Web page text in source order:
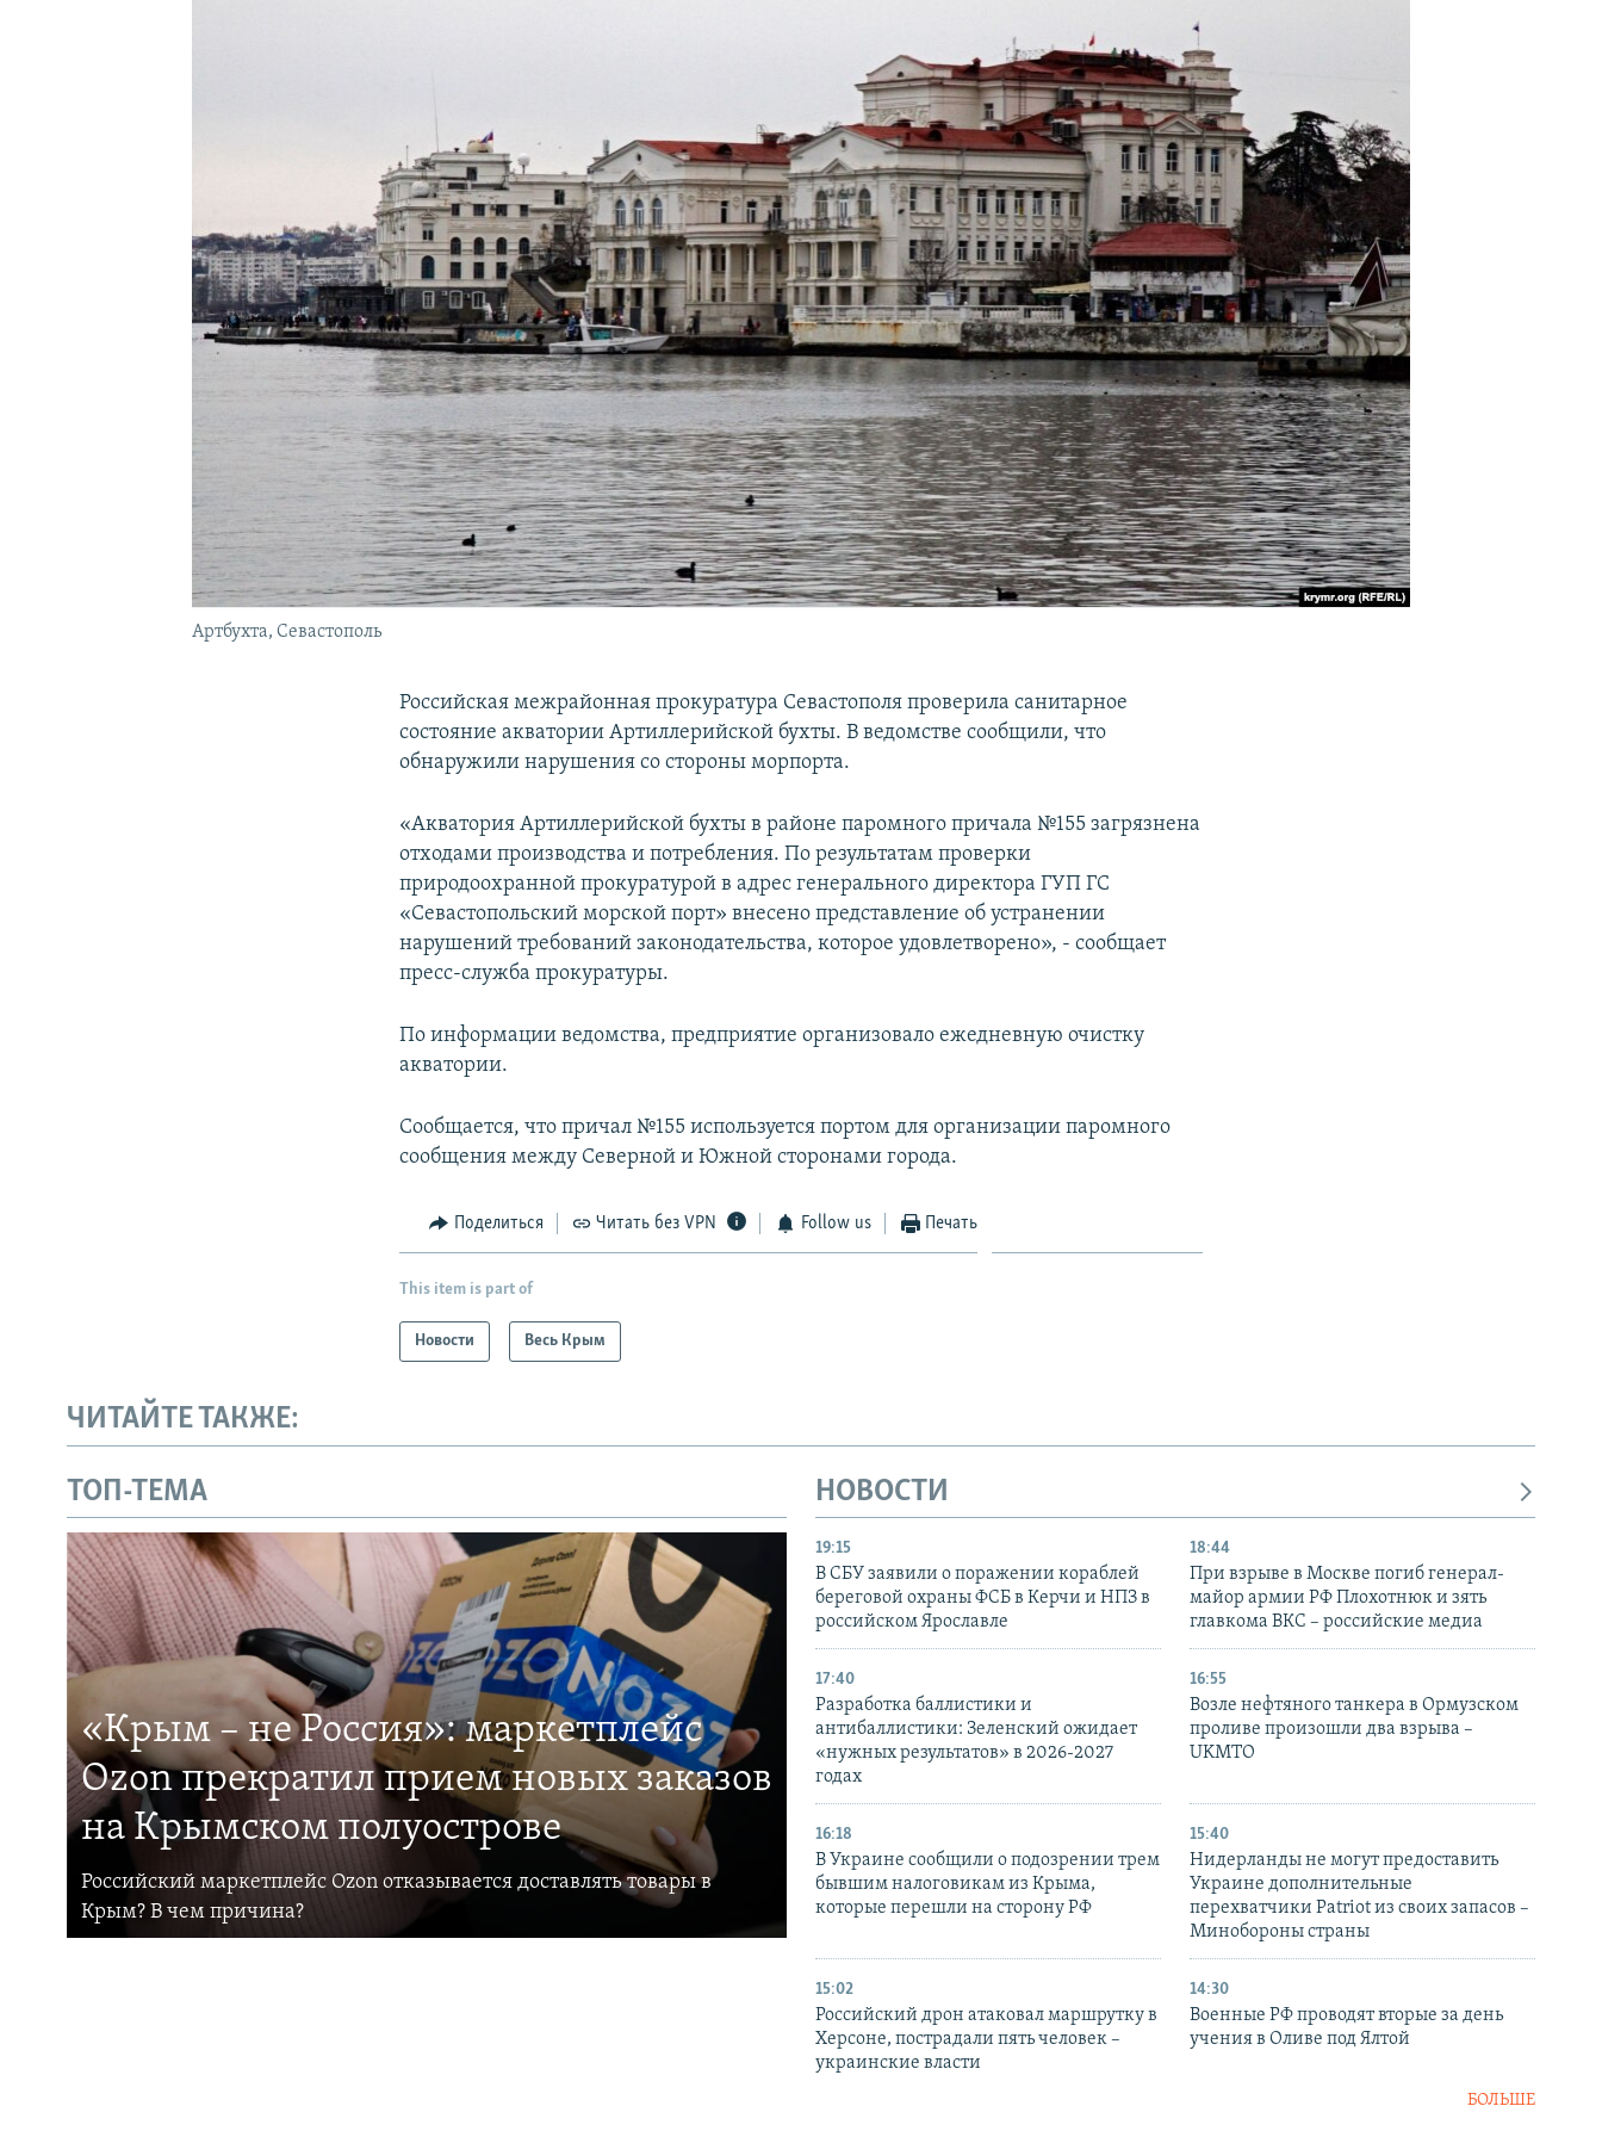
Артбухта, Севастополь
Российская межрайонная прокуратура Севастополя проверила санитарное
состояние акватории Артиллерийской бухты. В ведомстве сообщили, что
обнаружили нарушения со стороны морпорта.
«Акватория Артиллерийской бухты в районе паромного причала №155 загрязнена
отходами производства и потребления. По результатам проверки
природоохранной прокуратурой в адрес генерального директора ГУП ГС
«Севастопольский морской порт» внесено представление об устранении
нарушений требований законодательства, которое удовлетворено», - сообщает
пресс-служба прокуратуры.
По информации ведомства, предприятие организовало ежедневную очистку
акватории.
Сообщается, что причал №155 используется портом для организации паромного
сообщения между Северной и Южной сторонами города.
Поделиться Читать без VPN Follow us Печать
This item is part of
Новости Весь Крым
ЧИТАЙТЕ ТАКЖЕ:
ТОП-ТЕМА
«Крым – не Россия»: маркетплейс
Ozon прекратил прием новых заказов
на Крымском полуострове
Российский маркетплейс Ozon отказывается доставлять товары в
Крым? В чем причина?
НОВОСТИ
19:15
В СБУ заявили о поражении кораблей
береговой охраны ФСБ в Керчи и НПЗ в
российском Ярославле
18:44
При взрыве в Москве погиб генерал-
майор армии РФ Плохотнюк и зять
главкома ВКС – российские медиа
17:40
Разработка баллистики и
антибаллистики: Зеленский ожидает
«нужных результатов» в 2026-2027
годах
16:55
Возле нефтяного танкера в Ормузском
проливе произошли два взрыва –
UKMTO
16:18
В Украине сообщили о подозрении трем
бывшим налоговикам из Крыма,
которые перешли на сторону РФ
15:40
Нидерланды не могут предоставить
Украине дополнительные
перехватчики Patriot из своих запасов –
Минобороны страны
15:02
Российский дрон атаковал маршрутку в
Херсоне, пострадали пять человек –
украинские власти
14:30
Военные РФ проводят вторые за день
учения в Оливе под Ялтой
БОЛЬШЕ